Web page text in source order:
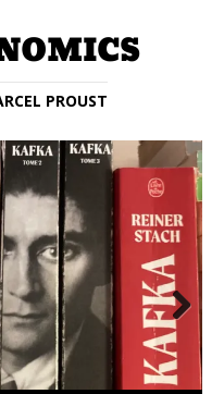
PROUST
Nex